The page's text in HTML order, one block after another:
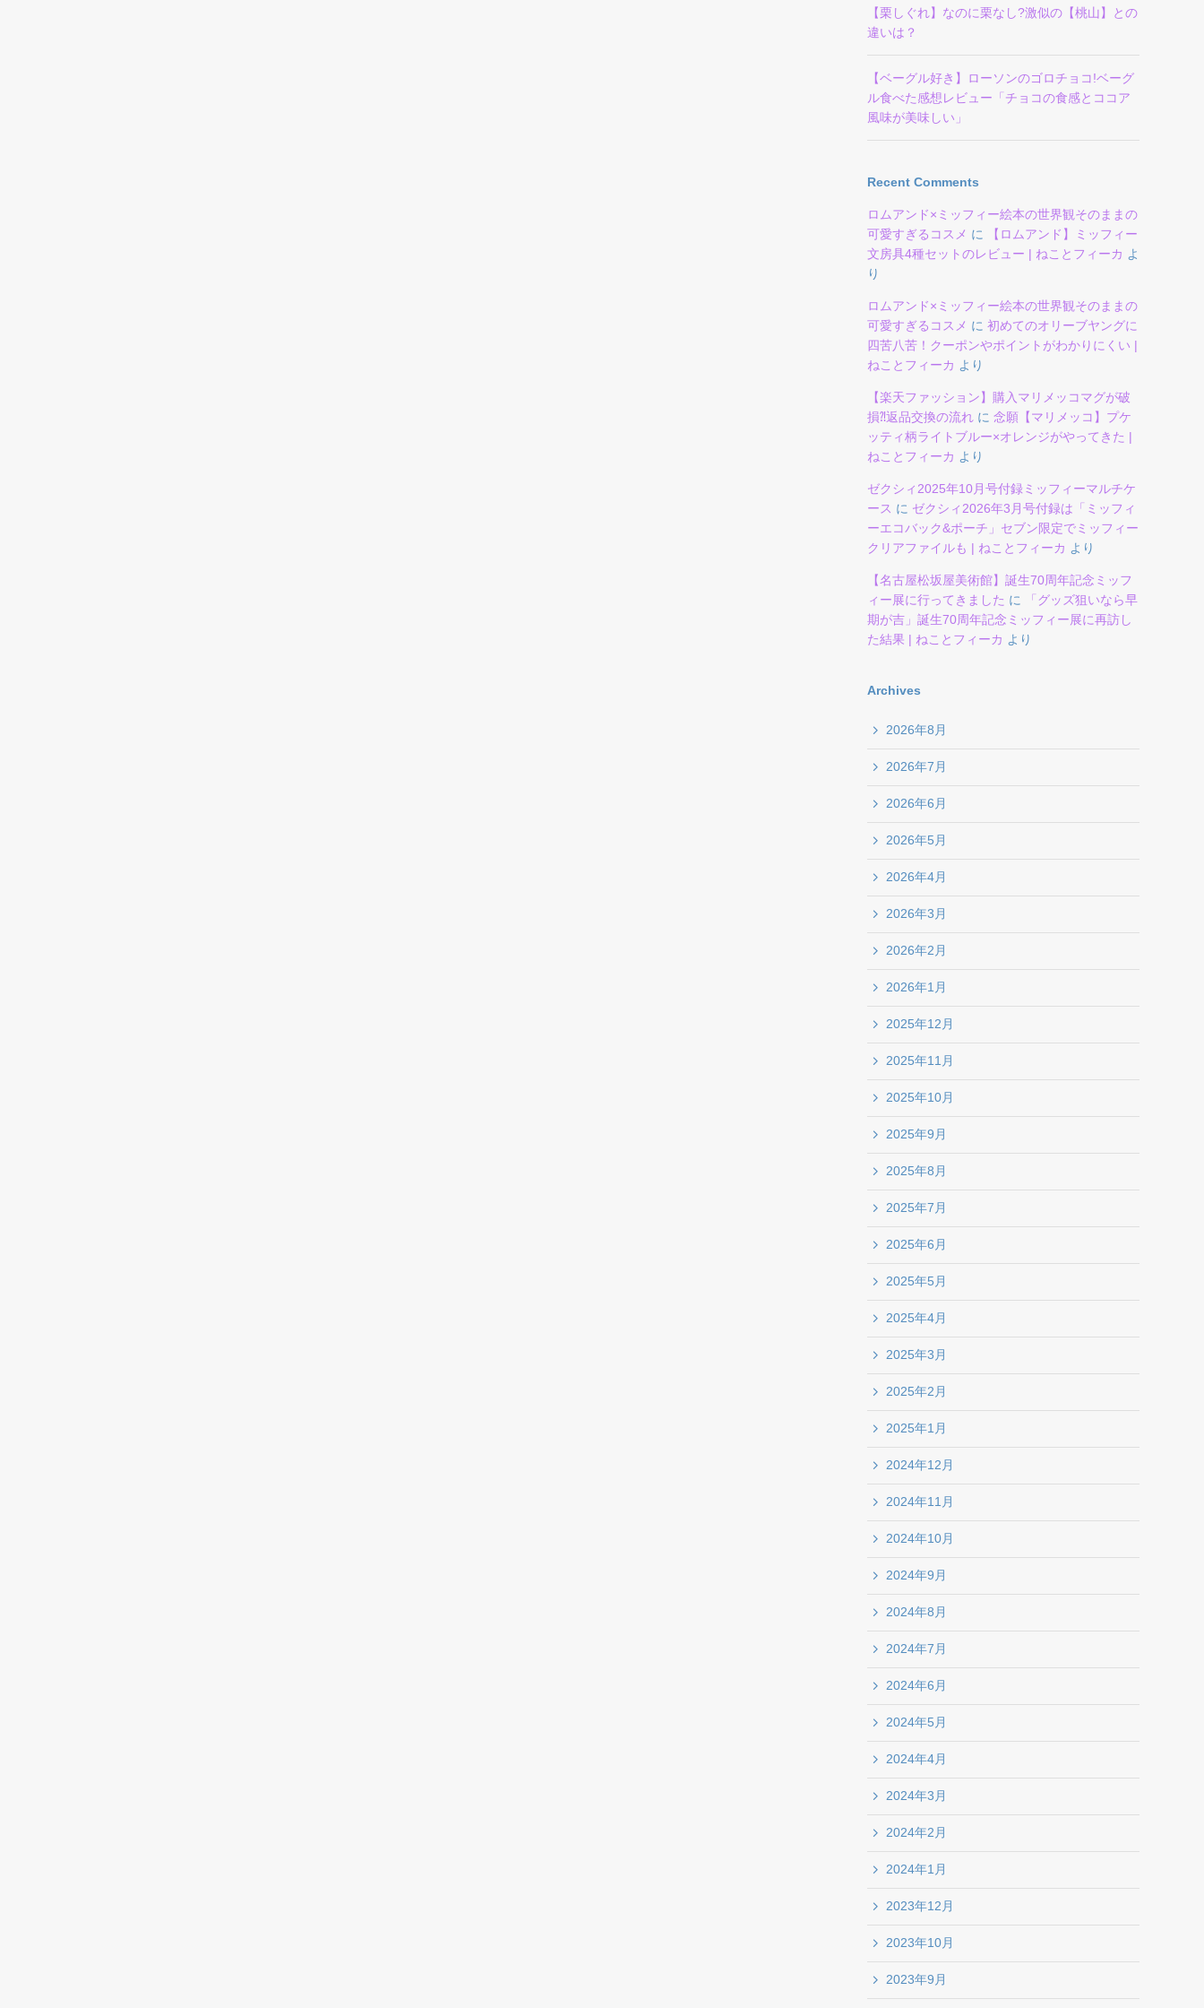
【栗しぐれ】なのに栗なし?激似の【桃山】との
違いは？
【ベーグル好き】ローソンのゴロチョコ!ベーグ
ル食べた感想レビュー「チョコの食感とココア
風味が美味しい」
Recent Comments
ロムアンド×ミッフィー絵本の世界観そのままの
可愛すぎるコスメ に
【ロムアンド】ミッフィー
文房具4種セットのレビュー | ねことフィーカ よ
り
ロムアンド×ミッフィー絵本の世界観そのままの
可愛すぎるコスメ に 初めてのオリーブヤングに
四苦八苦！クーポンやポイントがわかりにくい |
ねことフィーカ より
【楽天ファッション】購入マリメッコマグが破
損⁈返品交換の流れ に 念願【マリメッコ】プケ
ッティ柄ライトブルー×オレンジがやってきた |
ねことフィーカ より
ゼクシィ2025年10月号付録ミッフィーマルチケ
ース に ゼクシィ2026年3月号付録は「ミッフィ
ーエコバック&ポーチ」セブン限定でミッフィー
クリアファイルも | ねことフィーカ より
【名古屋松坂屋美術館】誕生70周年記念ミッフ
ィー展に行ってきました に
「グッズ狙いなら早
期が吉」誕生70周年記念ミッフィー展に再訪し
た結果 | ねことフィーカ より
Archives
2026年8月
2026年7月
2026年6月
2026年5月
2026年4月
2026年3月
2026年2月
2026年1月
2025年12月
2025年11月
2025年10月
2025年9月
2025年8月
2025年7月
2025年6月
2025年5月
2025年4月
2025年3月
2025年2月
2025年1月
2024年12月
2024年11月
2024年10月
2024年9月
2024年8月
2024年7月
2024年6月
2024年5月
2024年4月
2024年3月
2024年2月
2024年1月
2023年12月
2023年10月
2023年9月